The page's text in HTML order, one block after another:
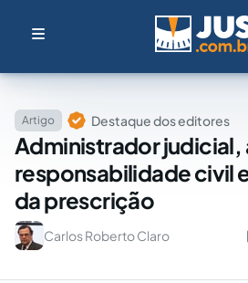
Artigo Destaque dos editores
Administrador judicial,
responsabilidade civil
da prescrição
Carlos Roberto Claro